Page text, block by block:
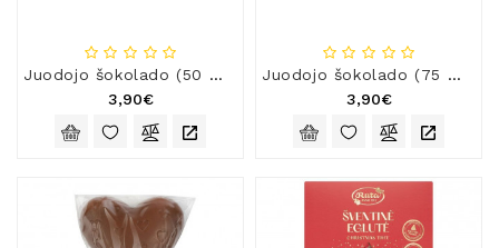
Juodojo šokolado (50 %) figūrėlės „Damos rinkinys“
3,90€
Juodojo šokolado (75 %) figūrėlės „Džentelmeno rinkinys“
3,90€